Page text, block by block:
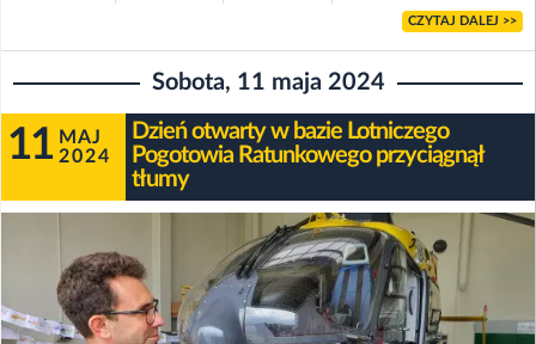
CZYTAJ DALEJ >>
Sobota, 11 maja 2024
11 MAJ
2024
Dzień otwarty w bazie Lotniczego
Pogotowia Ratunkowego przyciągnął
tłumy